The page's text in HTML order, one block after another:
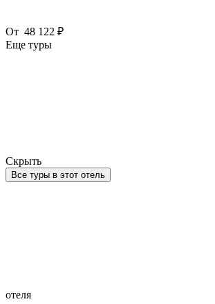
От 48 122 ₽
Еще туры
Скрыть
Все туры в этот отель
отеля